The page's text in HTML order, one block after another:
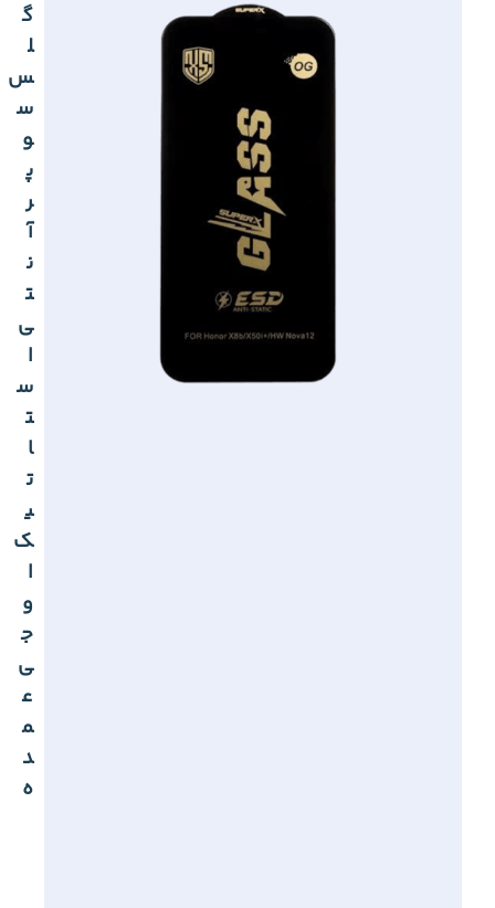
گ
ل
س
س
و
پ
ر
آ
ن
ت
ی
ا
س
ت
ا
ت
ی
ک
ا
و
ج
ی
ع
م
د
ه